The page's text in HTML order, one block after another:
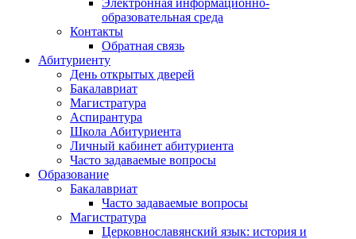
образовательная среда
Контакты
Обратная связь
Абитуриенту
День открытых дверей
Бакалавриат
Магистратура
Аспирантура
Школа Абитуриента
Личный кабинет абитуриента
Часто задаваемые вопросы
Образование
Бакалавриат
Часто задаваемые вопросы
Магистратура
Церковнославянский язык: история и